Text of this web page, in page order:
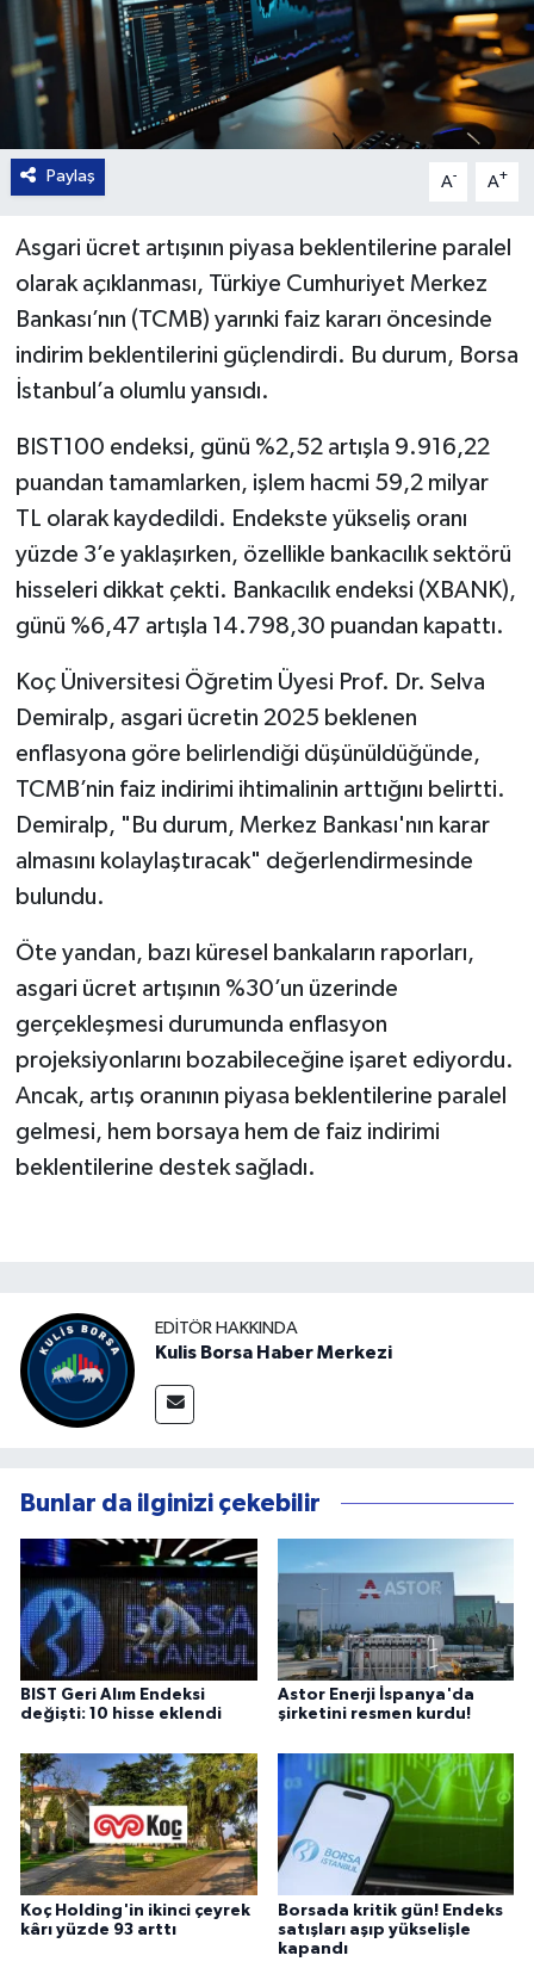
Paylaş A- A+
Asgari ücret artışının piyasa beklentilerine paralel
olarak açıklanması, Türkiye Cumhuriyet Merkez
Bankası’nın (TCMB) yarınki faiz kararı öncesinde
indirim beklentilerini güçlendirdi. Bu durum, Borsa
İstanbul’a olumlu yansıdı.
BIST100 endeksi, günü %2,52 artışla 9.916,22
puandan tamamlarken, işlem hacmi 59,2 milyar
TL olarak kaydedildi. Endekste yükseliş oranı
yüzde 3’e yaklaşırken, özellikle bankacılık sektörü
hisseleri dikkat çekti. Bankacılık endeksi (XBANK),
günü %6,47 artışla 14.798,30 puandan kapattı.
Koç Üniversitesi Öğretim Üyesi Prof. Dr. Selva
Demiralp, asgari ücretin 2025 beklenen
enflasyona göre belirlendiği düşünüldüğünde,
TCMB’nin faiz indirimi ihtimalinin arttığını belirtti.
Demiralp, "Bu durum, Merkez Bankası'nın karar
almasını kolaylaştıracak" değerlendirmesinde
bulundu.
Öte yandan, bazı küresel bankaların raporları,
asgari ücret artışının %30’un üzerinde
gerçekleşmesi durumunda enflasyon
projeksiyonlarını bozabileceğine işaret ediyordu.
Ancak, artış oranının piyasa beklentilerine paralel
gelmesi, hem borsaya hem de faiz indirimi
beklentilerine destek sağladı.
EDITÖR HAKKINDA
Kulis Borsa Haber Merkezi
Bunlar da ilginizi çekebilir
BIST Geri Alım Endeksi
değişti: 10 hisse eklendi
Astor Enerji İspanya'da
şirketini resmen kurdu!
Koç Holding'in ikinci çeyrek
kârı yüzde 93 arttı
Borsada kritik gün! Endeks
satışları aşıp yükselişle
kapandı